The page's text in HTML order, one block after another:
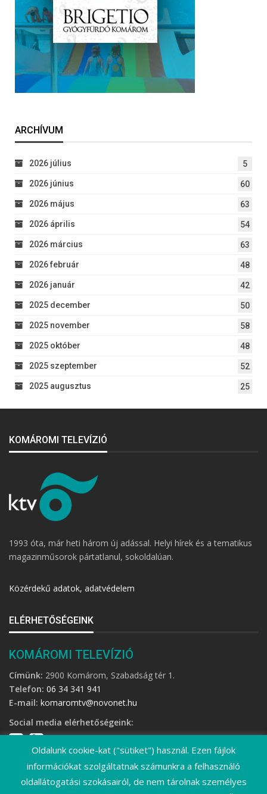
ARCHÍVUM
2026 július 5
2026 június 60
2026 május 63
2026 április 54
2026 március 63
2026 február 48
2026 január 42
2025 december 50
2025 november 58
2025 október 48
2025 szeptember 52
2025 augusztus 25
KOMÁROMI TELEVÍZIÓ
1993 óta, már heti három új adással. Helyi hírek és a tematikus
magazinműsorok pártatlanul, sokoldalúan.
Közérdekű adatok, adatvédelem
ELÉRHETŐSÉGEINK
KOMÁROMI TELEVÍZIÓ
Címünk: 2900 Komárom, Szabadság tér 1.
Telefon: 06 34 341 941
E-mail: komaromtv@novonet.hu
Social media elérhetőségeink:
Oldalunk cookie-kat ("sütiket") használ. Ezen fájlok
információkat szolgáltatnak számunkra a felhasználó
oldallátogatási szokásairól, de nem tárolnak személyes